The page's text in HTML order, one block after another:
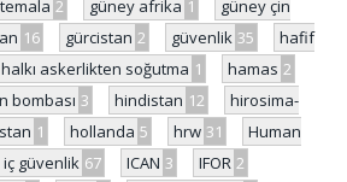
2 güney afrika 1
güney çin
16 gürcistan 2 güvenlik 35
hafif
halkı askerlikten soğutma 1 hamas 2
bombası 3 hindistan 12
hirosima-
1 hollanda 5 hrw 31
Human
iç güvenlik 67 ICAN 3 IFOR 2